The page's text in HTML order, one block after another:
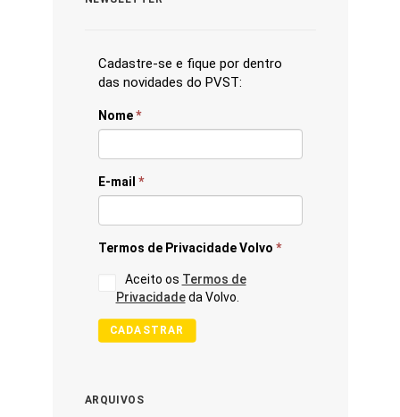
Cadastre-se e fique por dentro
das novidades do PVST:
Nome*
E-mail *
Termos de Privacidade Volvo *
Aceito os Termos de
Privacidadeda Volvo.
CADASTRAR
ARQUIVOS